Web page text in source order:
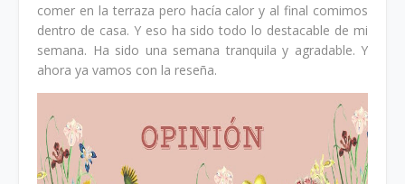
comer en la terraza pero hacía calor y al final comimos
dentro de casa. Y eso ha sido todo lo destacable de mi
semana. Ha sido una semana tranquila y agradable. Y
ahora ya vamos con la reseña.